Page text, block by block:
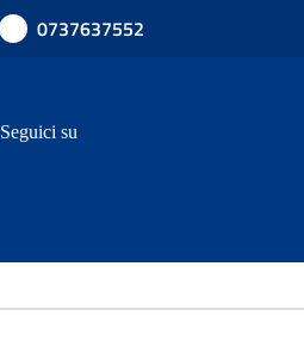
0737637552
Seguici su